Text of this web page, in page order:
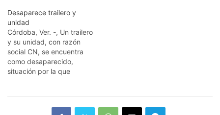
Desaparece trailero y
unidad
Córdoba, Ver. -, Un trailero
y su unidad, con razón
social CN, se encuentra
como desaparecido,
situación por la que
policíacas y de la